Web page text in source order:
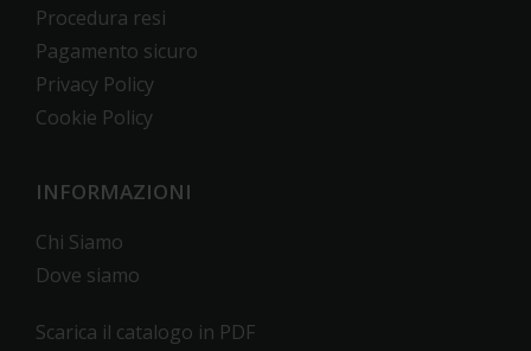
Procedura resi
Pagamento sicuro
Privacy Policy
Cookie Policy
INFORMAZIONI
Chi Siamo
Dove siamo
Scarica il catalogo in PDF